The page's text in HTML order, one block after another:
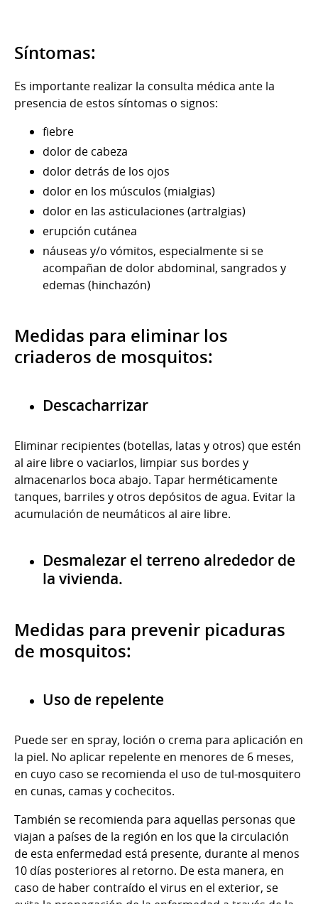
Síntomas:
Es importante realizar la consulta médica ante la
presencia de estos síntomas o signos:
fiebre
dolor de cabeza
dolor detrás de los ojos
dolor en los músculos (mialgias)
dolor en las asticulaciones (artralgias)
erupción cutánea
náuseas y/o vómitos, especialmente si se
acompañan de dolor abdominal, sangrados y
edemas (hinchazón)
Medidas para eliminar los
criaderos de mosquitos:
Descacharrizar
Eliminar recipientes (botellas, latas y otros) que estén
al aire libre o vaciarlos, limpiar sus bordes y
almacenarlos boca abajo. Tapar herméticamente
tanques, barriles y otros depósitos de agua. Evitar la
acumulación de neumáticos al aire libre.
Desmalezar el terreno alrededor de
la vivienda.
Medidas para prevenir picaduras
de mosquitos:
Uso de repelente
Puede ser en spray, loción o crema para aplicación en
la piel. No aplicar repelente en menores de 6 meses,
en cuyo caso se recomienda el uso de tul-mosquitero
en cunas, camas y cochecitos.
También se recomienda para aquellas personas que
viajan a países de la región en los que la circulación
de esta enfermedad está presente, durante al menos
10 días posteriores al retorno. De esta manera, en
caso de haber contraído el virus en el exterior, se